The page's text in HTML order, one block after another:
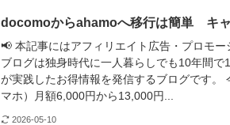
docomoからahamoへ移行は簡単 キ
📢 本記事にはアフィリエイト広告・プロモ
ブログは独身時代に一人暮らしでも10年間
が実践したお得情報を発信するブログです。
マホ）月額6,000円から13,000円...
2026-05-10